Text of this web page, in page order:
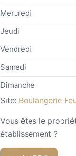
Mercredi
Jeudi
Vendredi
Samedi
Dimanche
Site: Boulangerie
Vous êtes le
établissement ?